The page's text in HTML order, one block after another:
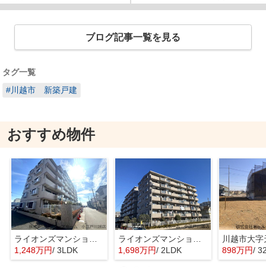
ブログ記事一覧を見る
タグ一覧
#川越市 新築戸建
おすすめ物件
ライオンズマンション川越南古谷第3
1,248万円/ 3LDK
ライオンズマンション川越南古谷第3
1,698万円/ 2LDK 898万円/